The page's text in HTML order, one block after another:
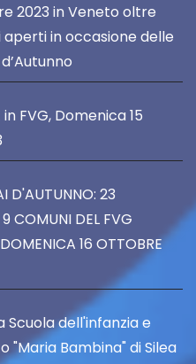
2023 in Veneto oltre
in occasione delle
in FVG, Domenica 15
D'AUTUNNO: 23
COMUNI DEL FVG
16 OTTOBRE
Scuola dell'infanzia e
"Maria Bambina" di Silea